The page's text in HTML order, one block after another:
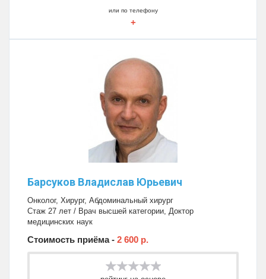
или по телефону
+
Барсуков Владислав Юрьевич
Онколог, Хирург, Абдоминальный хирург
Стаж 27 лет / Врач высшей категории, Доктор
медицинских наук
Стоимость приёма - 2 600 р.